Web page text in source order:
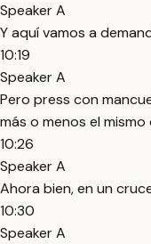
Speaker A
Y aquí vamos a
10:19
Speaker A
Pero press con
más o menos el mismo
10:26
Speaker A
Ahora bien, en un
10:30
Speaker A